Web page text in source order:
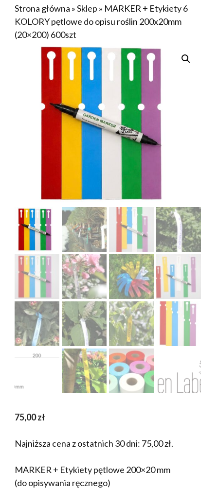
Strona główna »Sklep » MARKER + Etykiety 6
KOLORY pętlowe do opisu roślin 200x20mm
(20×200) 600szt
75,00zł
Najniższa cena z ostatnich 30 dni: 75,00zł.
MARKER + Etykiety pętlowe 200×20 mm
(do opisywania ręcznego)